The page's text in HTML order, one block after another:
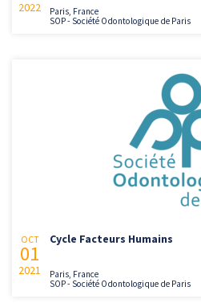
2022
Paris, France
SOP - Société Odontologique de Paris
OCT
01
2021
Cycle Facteurs Humains
Paris, France
SOP - Société Odontologique de Paris